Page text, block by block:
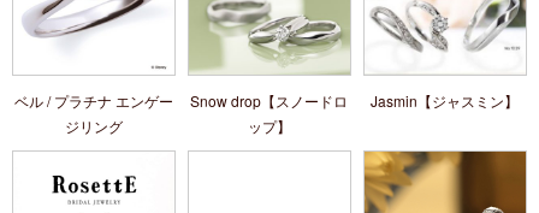
ベル / プラチナ エンゲー
ジリング
Snow drop【スノードロ
ップ】
Jasmin【ジャスミン】